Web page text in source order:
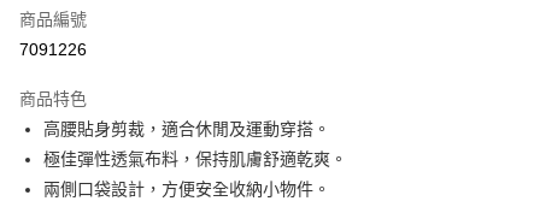
LINE Pay
相關說明
【大哥付你分期使用說明】
1.本服務由台灣大哥大提供，台灣大哥大用戶可立即使用無須另外申請。
2.付款方式選擇「大哥付你分期」，訂單成立後會自動跳轉到大哥付的交易
ATM付款
商品編號
7091226
商品特色
高腰貼身剪裁，適合休閒及運動穿搭。
極佳彈性透氣布料，保持肌膚舒適乾爽。
兩側口袋設計，方便安全收納小物件。